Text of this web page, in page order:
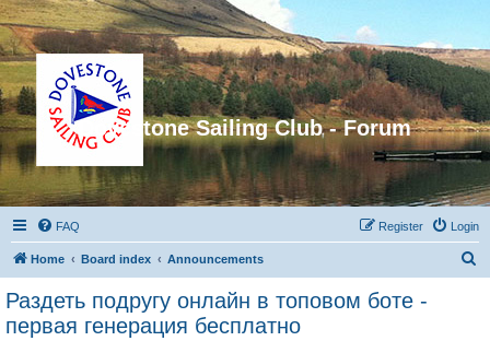
Dovestone Sailing Club - Forum
FAQ Login
Register
Home Board index Announcements
Раздеть подругу онлайн в топовом боте -
первая генерация бесплатно